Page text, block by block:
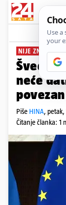
NIJE ZNAO...
neće
Piše HINA,
Čitanje članka: 1